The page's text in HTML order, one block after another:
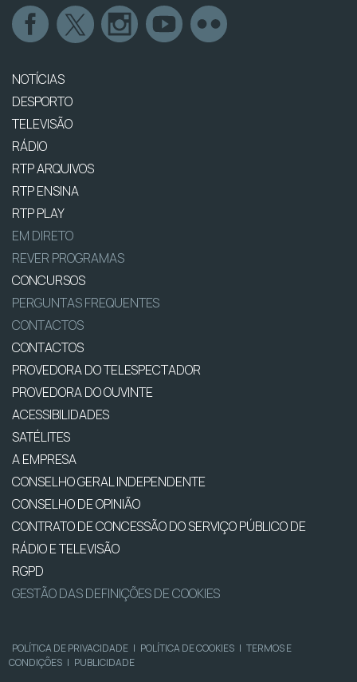
NOTÍCIAS
DESPORTO
TELEVISÃO
RÁDIO
RTP ARQUIVOS
RTP ENSINA
RTP PLAY
EM DIRETO
REVER PROGRAMAS
CONCURSOS
PERGUNTAS FREQUENTES
CONTACTOS
CONTACTOS
PROVEDORA DO TELESPECTADOR
PROVEDORA DO OUVINTE
ACESSIBILIDADES
SATÉLITES
A EMPRESA
CONSELHO GERAL INDEPENDENTE
CONSELHO DE OPINIÃO
CONTRATO DE CONCESSÃO DO SERVIÇO PÚBLICO DE
RÁDIO E TELEVISÃO
RGPD
GESTÃO DAS DEFINIÇÕES DE COOKIES
POLÍTICA DE PRIVACIDADE | POLÍTICA DE COOKIES | TERMOS E
CONDIÇÕES | PUBLICIDADE